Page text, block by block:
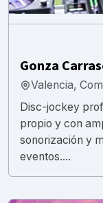
Gonza
Valencia,
Disc-jockey
propio y con
sonorización y
eventos....